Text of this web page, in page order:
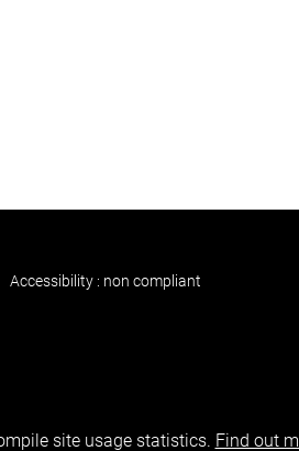
Accessibility : non compliant
site usage statistics. Find out